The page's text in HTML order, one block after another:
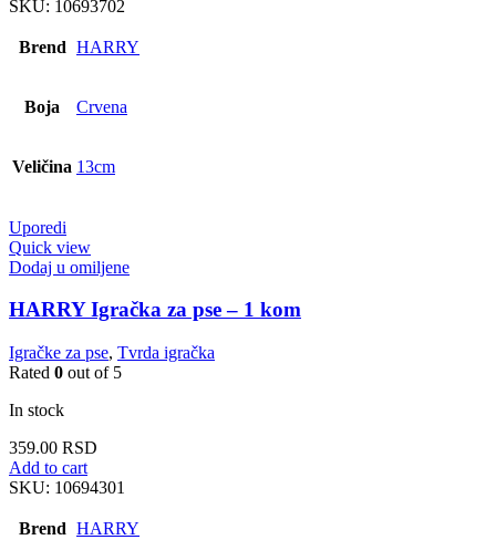
SKU: 10693702
Brend HARRY
Boja Crvena
Veličina 13cm
Uporedi
Quick view
Dodaj u omiljene
HARRY Igračka za pse – 1 kom
Igračke za pse, Tvrda igračka
Rated 0 out of 5
In stock
359.00 RSD
Add to cart
SKU: 10694301
Brend HARRY